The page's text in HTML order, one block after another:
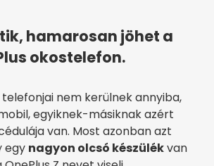
hamarosan jöhet a
okostelefon.
telefonjai nem kerülnek annyiba,
egyiknek-másiknak azért
van. Most azonban azt
egy nagyon olcsó készülékvan